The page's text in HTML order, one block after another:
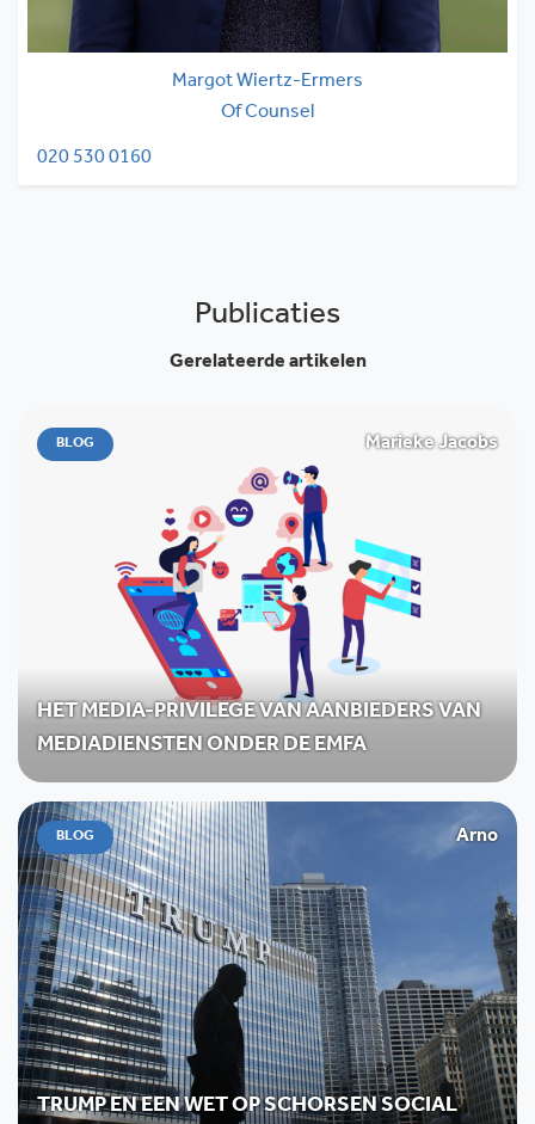
Margot Wiertz-Ermers
Of Counsel
020 530 0160
Publicaties
Gerelateerde artikelen
BLOG Marieke Jacobs
HET MEDIA-PRIVILEGE VAN AANBIEDERS VAN
MEDIADIENSTEN ONDER DE EMFA
BLOG Arno
TRUMP EN EEN WET OP SCHORSEN SOCIAL